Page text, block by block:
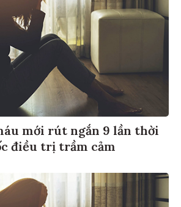
mới rút ngắn 9 lần thời
điều trị trầm cảm